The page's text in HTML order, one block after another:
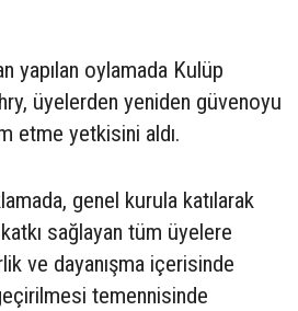
yapılan oylamada Kulüp
üyelerden yeniden güvenoyu
etme yetkisini aldı.
genel kurula katılarak
sağlayan tüm üyelere
ve dayanışma içerisinde
temennisinde